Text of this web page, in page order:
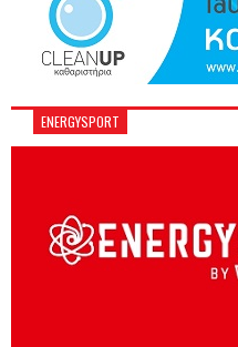
ENERGYSPORT